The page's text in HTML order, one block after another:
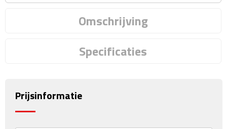
Auto telefoonhouders
Parkeerschijven
Omschrijving
Specificaties
Prijsinformatie